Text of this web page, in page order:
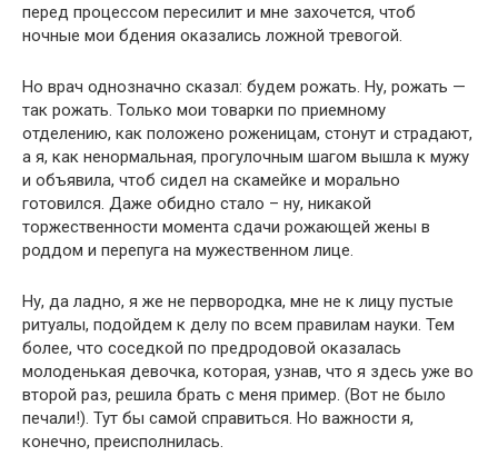
перед процессом пересилит и мне захочется, чтоб
ночные мои бдения оказались ложной тревогой.
Но врач однозначно сказал: будем рожать. Ну, рожать —
так рожать. Только мои товарки по приемному
отделению, как положено роженицам, стонут и страдают,
а я, как ненормальная, прогулочным шагом вышла к мужу
и объявила, чтоб сидел на скамейке и морально
готовился. Даже обидно стало – ну, никакой
торжественности момента сдачи рожающей жены в
роддом и перепуга на мужественном лице.
Ну, да ладно, я же не первородка, мне не к лицу пустые
ритуалы, подойдем к делу по всем правилам науки. Тем
более, что соседкой по предродовой оказалась
молоденькая девочка, которая, узнав, что я здесь уже во
второй раз, решила брать с меня пример. (Вот не было
печали!). Тут бы самой справиться. Но важности я,
конечно, преисполнилась.